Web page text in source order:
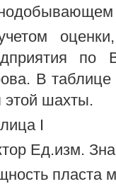
по
В
этой шахты.
I
Ед.изм.
пласта